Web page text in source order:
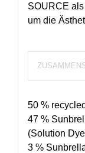
SOURCE
um die
50 %
47 %
(Solution
3 %